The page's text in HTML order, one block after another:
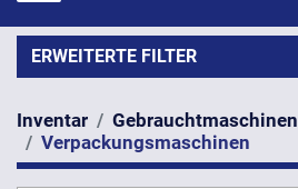
ERWEITERTE FILTER
Kategorie
Inventar
Gebrauchtmaschinen
Verpackungsmaschinen